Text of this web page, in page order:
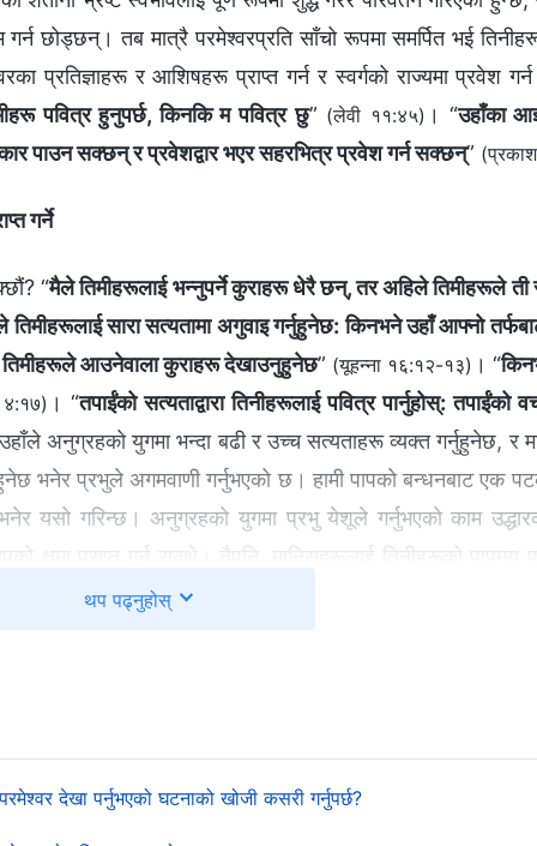
गर्न छोड्छन्। तब मात्रै परमेश्‍वरप्रति साँचो रूपमा समर्पित भई
प्रतिज्ञाहरू र आशिषहरू प्राप्त गर्न र स्वर्गको राज्यमा प्रवेश
पवित्र हुनुपर्छ, किनकि म पवित्र छु” (लेवी ११:४५) । “उहाँका
पाउन सक्छन् र प्रवेशद्वार भएर सहरभित्र प्रवेश गर्न सक्छन्”
गर्ने
“मैले तिमीहरूलाई भन्‍नुपर्ने कुराहरू धेरै छन्, तर अहिले तिमीहरूले
सारा सत्यतामा अगुवाइ गर्नुहुनेछ: किनभने उहाँ आफ्‍नो
तिमीहरूले आउनेवाला कुराहरू देखाउनुहुनेछ” (यूहन्‍ना १६:१२-१३) । “
। “तपाईंको सत्यताद्वारा तिनीहरूलाई पवित्र पार्नुहोस्: तपाईंको
अनुग्रहको युगमा भन्दा बढी र उच्‍च सत्यताहरू व्यक्त गर्नुहुनेछ, र
भनेर प्रभुले अगमवाणी गर्नुभएको छ। हामी पापको बन्धनबाट एक
यसो गरिन्छ। अनुग्रहको युगमा प्रभु येशूले गर्नुभएको काम
क्षमा प्राप्त गर्न सक्थे। तैपनि, मानिसहरूलाई तिनीहरूको पापमय
स्वीकार गरेर, हाम्रो भ्रष्ट स्वभावलाई धोएर अनि परिवर्तन गरेर,
सारलाई प्रकट गर्न, र मानवका शब्दहरू र कार्यहरूलाई जाँच गर्न
थप पढ्नुहोस्
देखा पर्नुभएको घटनाको खोजी कसरी गर्नुपर्छ?